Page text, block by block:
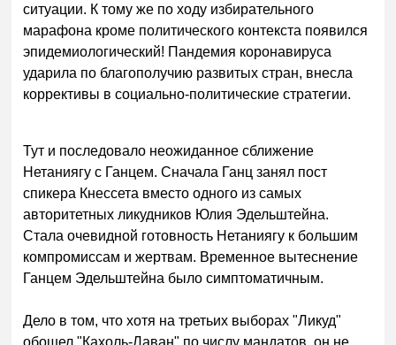
ситуации. К тому же по ходу избирательного
марафона кроме политического контекста появился
эпидемиологический! Пандемия коронавируса
ударила по благополучию развитых стран, внесла
коррективы в социально-политические стратегии.
Тут и последовало неожиданное сближение
Нетаниягу с Ганцем. Сначала Ганц занял пост
спикера Кнессета вместо одного из самых
авторитетных ликудников Юлия Эдельштейна.
Стала очевидной готовность Нетаниягу к большим
компромиссам и жертвам. Временное вытеснение
Ганцем Эдельштейна было симптоматичным.
Дело в том, что хотя на третьих выборах "Ликуд"
обошел "Кахоль-Лаван" по числу мандатов, он не